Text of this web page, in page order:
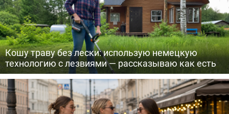
Кошу траву без лески: использую немецкую
технологию с лезвиями — рассказываю как есть